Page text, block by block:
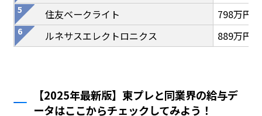
住友ベークライト
798万円
ルネサスエレクトロニクス
889万円
【2025年最新版】東プレと同業界の給与デ
ータはここからチェックしてみよう！